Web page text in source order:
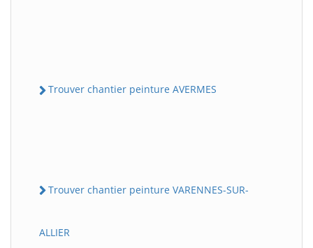
Trouver chantier peinture AVERMES
Trouver chantier peinture VARENNES-SUR-
ALLIER